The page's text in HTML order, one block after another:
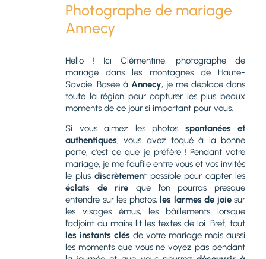
Photographe de mariage
Annecy
Hello ! Ici Clémentine, photographe de
mariage dans les montagnes de Haute-
Savoie. Basée à Annecy, je me déplace dans
toute la région pour capturer les plus beaux
moments de ce jour si important pour vous.
Si vous aimez les photos spontanées et
authentiques, vous avez toqué à la bonne
porte, c’est ce que je préfère ! Pendant votre
mariage, je me faufile entre vous et vos invités
le plus discrètement possible pour capter les
éclats de rire que l’on pourras presque
entendre sur les photos, les larmes de joiesur
les visages émus, les bâillements lorsque
l’adjoint du maire lit les textes de loi. Bref, tout
les instants clés de votre mariage mais aussi
les moments que vous ne voyez pas pendant